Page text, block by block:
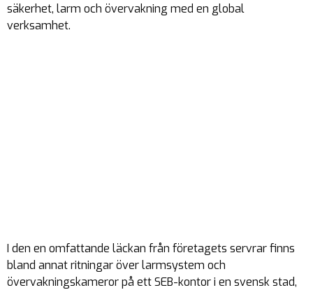
säkerhet, larm och övervakning med en global
verksamhet.
I den en omfattande läckan från företagets servrar finns
bland annat ritningar över larmsystem och
övervakningskameror på ett SEB-kontor i en svensk stad,